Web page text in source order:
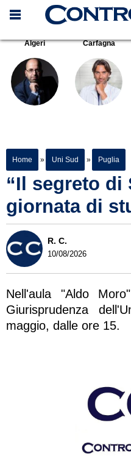
Algeri
Carfagna
Home » Uni Sud » Puglia
“Il segreto di
giornata di
R. C.
10/08/2026
Nell'aula "Aldo
Giurisprudenza
maggio, dalle ore 15.